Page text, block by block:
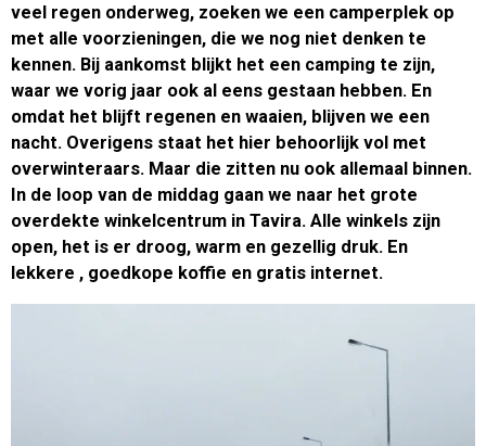
veel regen onderweg, zoeken we een camperplek op
met alle voorzieningen, die we nog niet denken te
kennen. Bij aankomst blijkt het een camping te zijn,
waar we vorig jaar ook al eens gestaan hebben. En
omdat het blijft regenen en waaien, blijven we een
nacht. Overigens staat het hier behoorlijk vol met
overwinteraars. Maar die zitten nu ook allemaal binnen.
In de loop van de middag gaan we naar het grote
overdekte winkelcentrum in Tavira. Alle winkels zijn
open, het is er droog, warm en gezellig druk. En
lekkere , goedkope koffie en gratis internet.